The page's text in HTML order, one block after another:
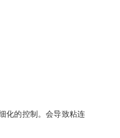
化的控制。会导致粘连